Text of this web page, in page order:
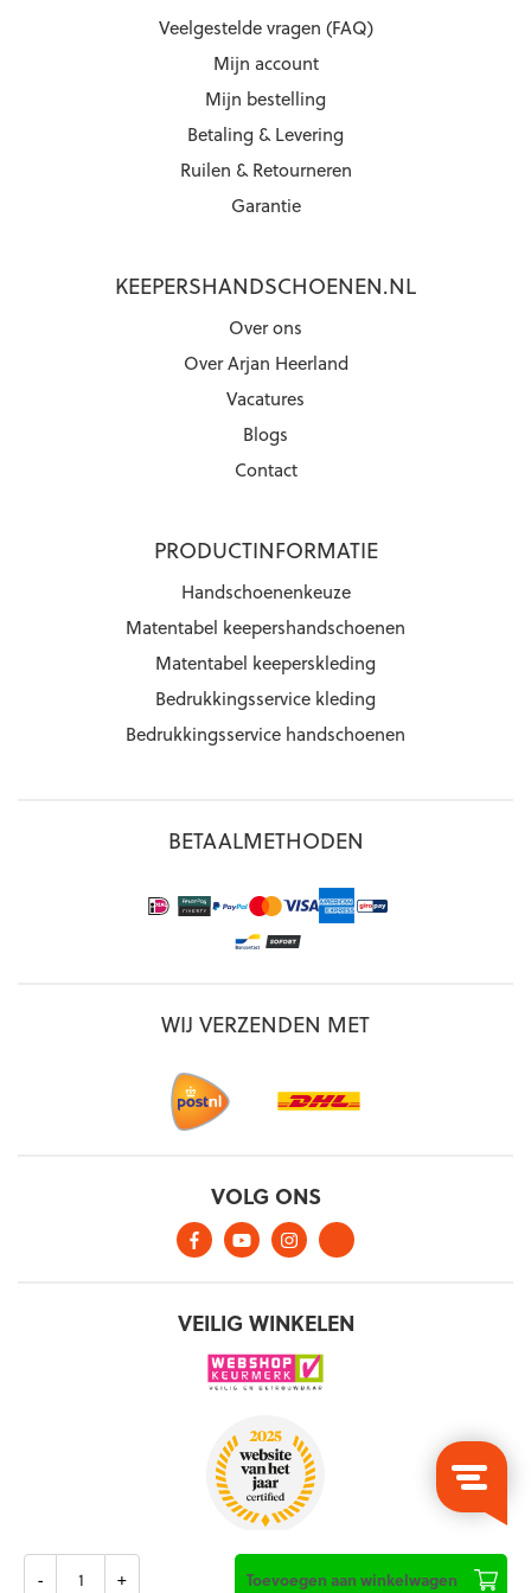
Toevoegen aan winkelwagen
Veelgestelde vragen (FAQ)
Mijn account
Mijn bestelling
Betaling & Levering
Ruilen & Retourneren
Garantie
KEEPERSHANDSCHOENEN.NL
Over ons
Over Arjan Heerland
Vacatures
Blogs
Contact
PRODUCTINFORMATIE
Handschoenenkeuze
Matentabel keepershandschoenen
Matentabel keeperskleding
Bedrukkingsservice kleding
Bedrukkingsservice handschoenen
BETAALMETHODEN
WIJ VERZENDEN MET